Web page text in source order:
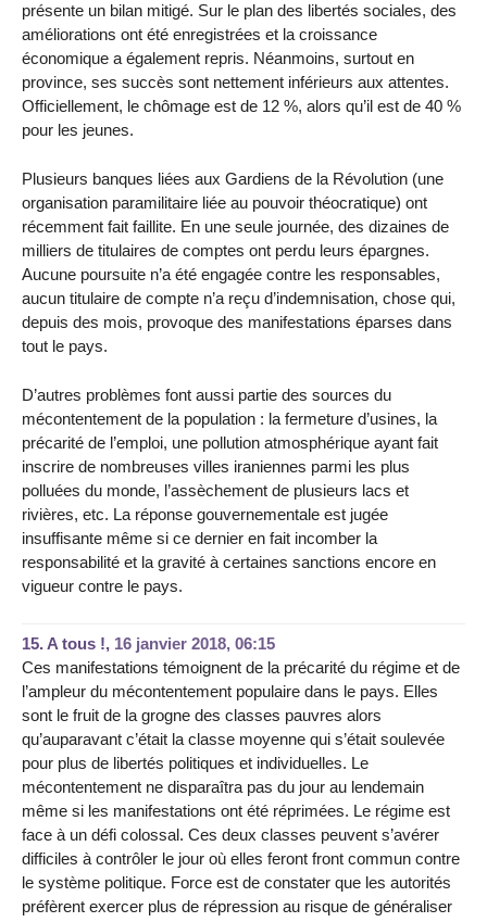
présente un bilan mitigé. Sur le plan des libertés sociales, des
améliorations ont été enregistrées et la croissance
économique a également repris. Néanmoins, surtout en
province, ses succès sont nettement inférieurs aux attentes.
Officiellement, le chômage est de 12 %, alors qu’il est de 40 %
pour les jeunes.
Plusieurs banques liées aux Gardiens de la Révolution (une
organisation paramilitaire liée au pouvoir théocratique) ont
récemment fait faillite. En une seule journée, des dizaines de
milliers de titulaires de comptes ont perdu leurs épargnes.
Aucune poursuite n’a été engagée contre les responsables,
aucun titulaire de compte n’a reçu d’indemnisation, chose qui,
depuis des mois, provoque des manifestations éparses dans
tout le pays.
D’autres problèmes font aussi partie des sources du
mécontentement de la population : la fermeture d’usines, la
précarité de l’emploi, une pollution atmosphérique ayant fait
inscrire de nombreuses villes iraniennes parmi les plus
polluées du monde, l’assèchement de plusieurs lacs et
rivières, etc. La réponse gouvernementale est jugée
insuffisante même si ce dernier en fait incomber la
responsabilité et la gravité à certaines sanctions encore en
vigueur contre le pays.
15. A tous !, 16 janvier 2018, 06:15
Ces manifestations témoignent de la précarité du régime et de
l’ampleur du mécontentement populaire dans le pays. Elles
sont le fruit de la grogne des classes pauvres alors
qu’auparavant c’était la classe moyenne qui s’était soulevée
pour plus de libertés politiques et individuelles. Le
mécontentement ne disparaîtra pas du jour au lendemain
même si les manifestations ont été réprimées. Le régime est
face à un défi colossal. Ces deux classes peuvent s’avérer
difficiles à contrôler le jour où elles feront front commun contre
le système politique. Force est de constater que les autorités
préfèrent exercer plus de répression au risque de généraliser